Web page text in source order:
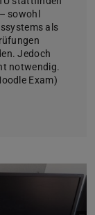
sowohl
als
Jedoch
notwendig.
Exam)